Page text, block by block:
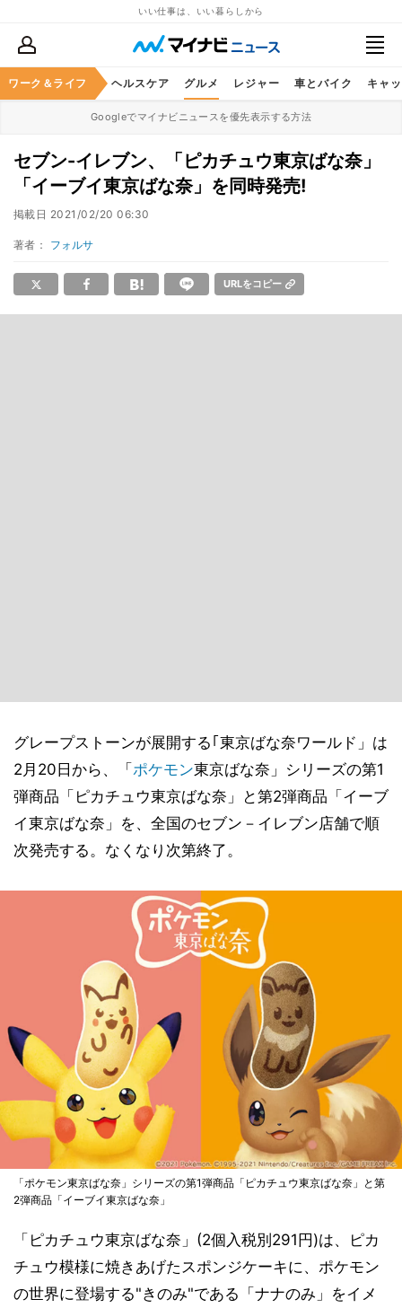
いい仕事は、いい暮らしから
ワーク＆ライフ
マネー 暮らし ヘルスケア グルメ レジャー 車とバイク キャ
Googleでマイナビニュースを優先表示する方法
セブン-イレブン、「ピカチュウ東京ばな奈」
「イーブイ東京ばな奈」を同時発売!
掲載日 2021/02/20 06:30
著者： フォルサ
URLをコピー
グレープストーンが展開する｢東京ばな奈ワールド」は
2月20日から、「 ポケモン東京ばな奈」シリーズの第1
弾商品「ピカチュウ東京ばな奈」と第2弾商品「イーブ
イ東京ばな奈」を、全国のセブン－イレブン店舗で順
次発売する。なくなり次第終了。
「ポケモン東京ばな奈」シリーズの第1弾商品「ピカチュウ東京ばな奈」と第
2弾商品「イーブイ東京ばな奈」
「ピカチュウ東京ばな奈」(2個入税別291円)は、ピカ
チュウ模様に焼きあげたスポンジケーキに、ポケモン
の世界に登場する"きのみ"である「ナナのみ」をイメ